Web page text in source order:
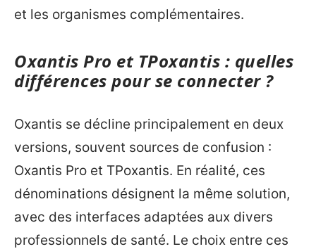
et les organismes complémentaires.
Oxantis Pro et TPoxantis : quelles
différences pour se connecter ?
Oxantis se décline principalement en deux
versions, souvent sources de confusion :
Oxantis Pro et TPoxantis. En réalité, ces
dénominations désignent la même solution,
avec des interfaces adaptées aux divers
professionnels de santé. Le choix entre ces